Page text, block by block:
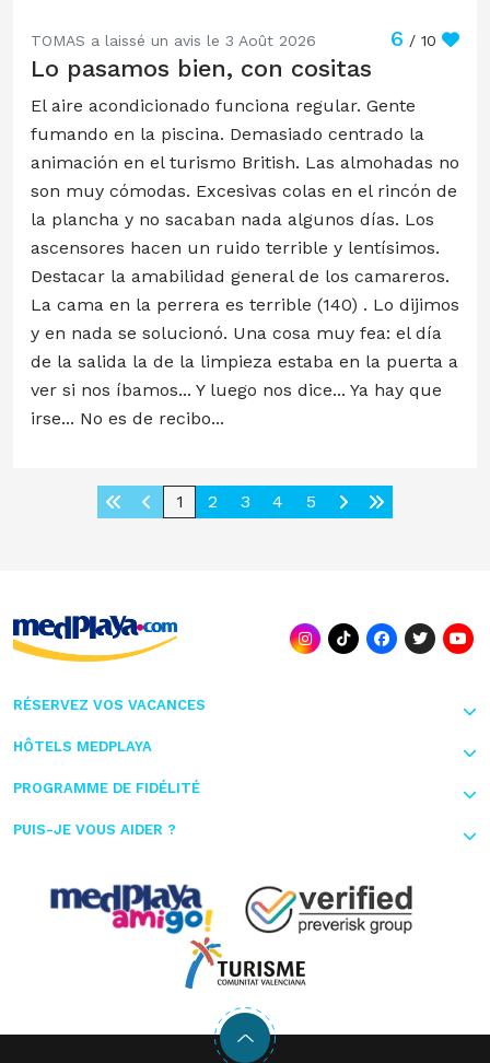
TOMAS a laissé un avis le 3 Août 2026 6 / 10
Lo pasamos bien, con cositas
El aire acondicionado funciona regular. Gente
fumando en la piscina. Demasiado centrado la
animación en el turismo British. Las almohadas no
son muy cómodas. Excesivas colas en el rincón de
la plancha y no sacaban nada algunos días. Los
ascensores hacen un ruido terrible y lentísimos.
Destacar la amabilidad general de los camareros.
La cama en la perrera es terrible (140) . Lo dijimos
y en nada se solucionó. Una cosa muy fea: el día
de la salida la de la limpieza estaba en la puerta a
ver si nos íbamos... Y luego nos dice... Ya hay que
irse... No es de recibo...
1 2 3 4 5
RÉSERVEZ VOS VACANCES
HÔTELS MEDPLAYA
PROGRAMME DE FIDÉLITÉ
PUIS-JE VOUS AIDER ?